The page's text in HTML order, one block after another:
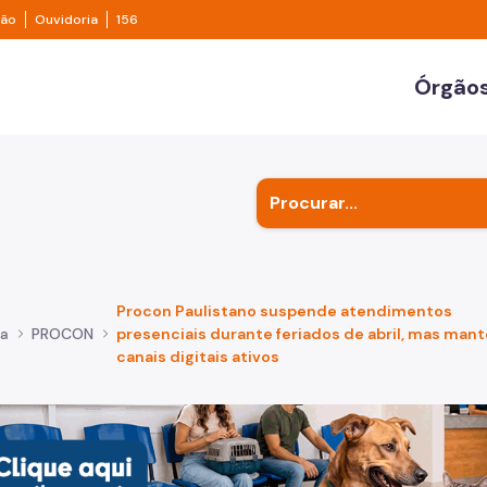
transparência São Paulo
Legislação
Ouvidoria Ouvidoria
156
PROCON
Procon Paulistano suspende atendimentos
presenciais durante feriados de abril, mas
canais digitais ativos
de um cachorro caramelo e uma gata rajada, olhando para